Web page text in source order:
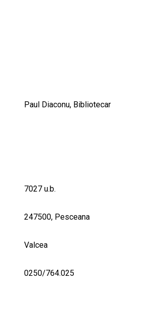
Paul Diaconu, Bibliotecar
7027 u.b.
247500, Pesceana
Valcea
0250/764.025